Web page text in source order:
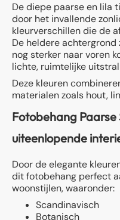
De diepe paarse en lila
door het invallende
kleurverschillen die de
De heldere
nog sterker naar voren
lichte, ruimtelijke
Deze kleuren
materialen zoals hout,
Fotobehang
uiteenlopende
Door de elegante
dit fotobehang perfect
woonstijlen, waaronder:
Scandinavisch
Botanisch